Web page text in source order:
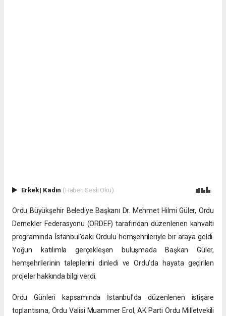
Erkek| Kadın (Haberi Sesli Oku)
Ordu Büyükşehir Belediye Başkanı Dr. Mehmet Hilmi Güler, Ordu
Dernekler Federasyonu (ORDEF) tarafından düzenlenen kahvaltı
programında İstanbul’daki Ordulu hemşehrileriyle bir araya geldi.
Yoğun katılımla gerçekleşen buluşmada Başkan Güler,
hemşehrilerinin taleplerini dinledi ve Ordu’da hayata geçirilen
projeler hakkında bilgi verdi.
Ordu Günleri kapsamında İstanbul’da düzenlenen istişare
toplantısına, Ordu Valisi Muammer Erol, AK Parti Ordu Milletvekili